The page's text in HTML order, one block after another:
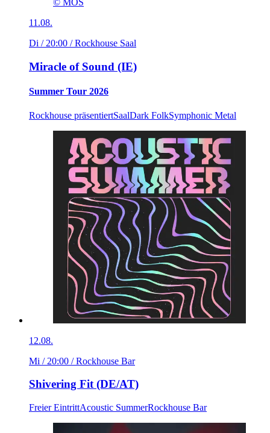
© MOS
11.08.
Di / 20:00 / Rockhouse Saal
Miracle of Sound (IE)
Summer Tour 2026
Rockhouse präsentiertSaalDark FolkSymphonic Metal
12.08.
Mi / 20:00 / Rockhouse Bar
Shivering Fit (DE/AT)
Freier EintrittAcoustic SummerRockhouse Bar